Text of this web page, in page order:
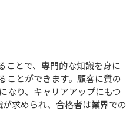
ことで、専門的な知識を身に
ことができます。顧客に質の
なり、キャリアアップにもつ
求められ、合格者は業界での